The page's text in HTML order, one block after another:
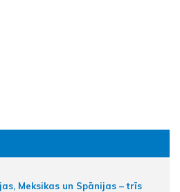
Meksikas un Spānijas – trīs